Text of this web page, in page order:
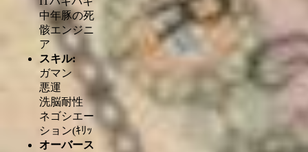
中年豚の死
骸エンジニ
ア
スキル:
ガマン
悪運
洗脳耐性
ネゴシエー
ション(ｷﾘｯ
オーバース